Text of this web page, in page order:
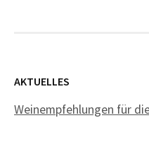
AKTUELLES
Weinempfehlungen für